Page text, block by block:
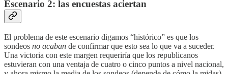
Escenario 2: las encuestas aciertan
El problema de este escenario digamos “histórico” es que los
sondeos no acaban de confirmar que esto sea lo que va a suceder.
Una victoria con este margen requeriría que los republicanos
estuvieran con una ventaja de cuatro o cinco puntos a nivel nacional,